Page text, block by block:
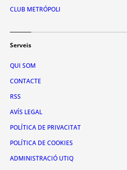
CLUB METRÓPOLI
Serveis
QUI SOM
CONTACTE
RSS
AVÍS LEGAL
POLÍTICA DE PRIVACITAT
POLÍTICA DE COOKIES
ADMINISTRACIÓ UTIQ